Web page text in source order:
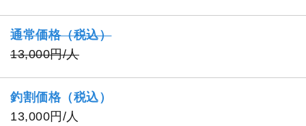
通常価格（税込）
13,000円/人
釣割価格（税込）
13,000円/人